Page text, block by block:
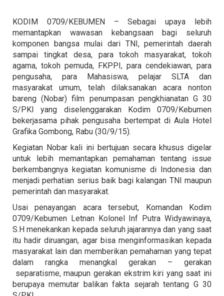
KODIM 0709/KEBUMEN – Sebagai upaya lebih
memantapkan wawasan kebangsaan bagi seluruh
komponen bangsa mulai dari TNI, pemerintah daerah
sampai tingkat desa, para tokoh masyarakat, tokoh
agama, tokoh pemuda, FKPPI, para cendekiawan, para
pengusaha, para Mahasiswa, pelajar SLTA dan
masyarakat umum, telah dilaksanakan acara nonton
bareng (Nobar) film penumpasan pengkhianatan G 30
S/PKI yang diselenggarakan Kodim 0709/Kebumen
bekerjasama pihak pengusaha bertempat di Aula Hotel
Grafika Gombong, Rabu (30/9/15).
Kegiatan Nobar kali ini bertujuan secara khusus digelar
untuk lebih memantapkan pemahaman tentang issue
berkembangnya kegiatan komunisme di Indonesia dan
menjadi perhatian serius baik bagi kalangan TNI maupun
pemerintah dan masyarakat.
Usai penayangan acara tersebut, Komandan Kodim
0709/Kebumen Letnan Kolonel Inf Putra Widyawinaya,
S.H menekankan kepada seluruh jajarannya dan yang saat
itu hadir diruangan, agar bisa menginformasikan kepada
masyarakat lain dan memberikan pemahaman yang tepat
dalam rangka menangkal gerakan – gerakan
separatisme, maupun gerakan ekstrim kiri yang saat ini
berupaya memutar balikan fakta sejarah tentang G 30